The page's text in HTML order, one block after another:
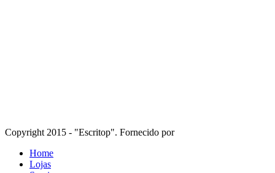
Copyright 2015 - "Escritop". Fornecido por
Home
Lojas